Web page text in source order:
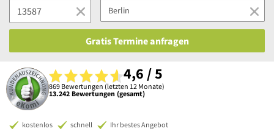
Gratis Termine anfragen
4,6 / 5
869 Bewertungen (letzten 12 Monate)
13.242 Bewertungen (gesamt)
kostenlos schnell Ihr bestes Angebot